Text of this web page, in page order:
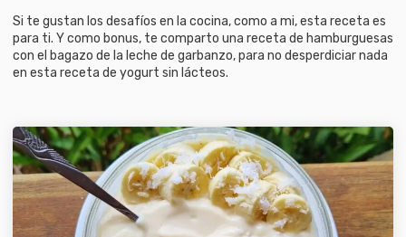
Si te gustan los desafíos en la cocina, como a mi, esta receta es
para ti. Y como bonus, te comparto una receta de hamburguesas
con el bagazo de la leche de garbanzo, para no desperdiciar nada
en esta receta de yogurt sin lácteos.